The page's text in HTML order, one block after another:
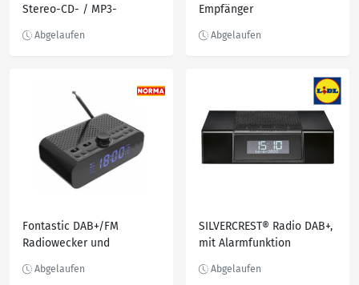
Stereo-CD- / MP3-
Empfänger
Fontastic DAB+/FM
Radiowecker und
sw
SILVERCREST® Radio DAB+,
mit Alarmfunktion